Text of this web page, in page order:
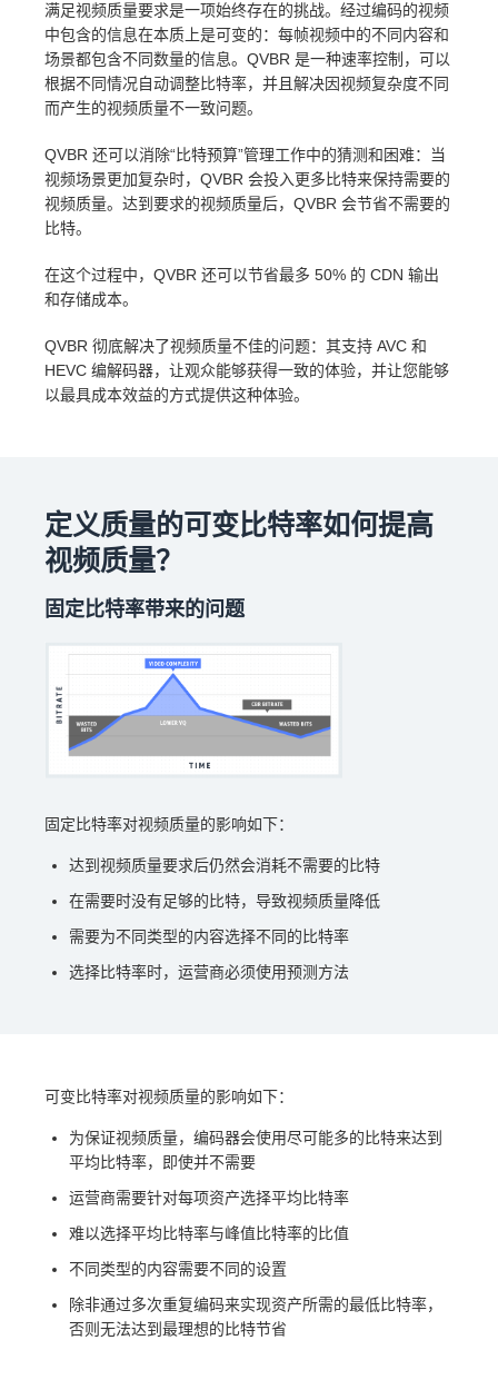
满足视频质量要求是一项始终存在的挑战。经过编码的视频
中包含的信息在本质上是可变的：每帧视频中的不同内容和
场景都包含不同数量的信息。QVBR 是一种速率控制，可以
根据不同情况自动调整比特率，并且解决因视频复杂度不同
而产生的视频质量不一致问题。
QVBR 还可以消除“比特预算”管理工作中的猜测和困难：当
视频场景更加复杂时，QVBR 会投入更多比特来保持需要的
视频质量。达到要求的视频质量后，QVBR 会节省不需要的
比特。
在这个过程中，QVBR 还可以节省最多 50% 的 CDN 输出
和存储成本。
QVBR 彻底解决了视频质量不佳的问题：其支持 AVC 和
HEVC 编解码器，让观众能够获得一致的体验，并让您能够
以最具成本效益的方式提供这种体验。
定义质量的可变比特率如何提高
视频质量？
固定比特率带来的问题
固定比特率对视频质量的影响如下：
达到视频质量要求后仍然会消耗不需要的比特
在需要时没有足够的比特，导致视频质量降低
需要为不同类型的内容选择不同的比特率
选择比特率时，运营商必须使用预测方法
可变比特率对视频质量的影响如下：
为保证视频质量，编码器会使用尽可能多的比特来达到
平均比特率，即使并不需要
运营商需要针对每项资产选择平均比特率
难以选择平均比特率与峰值比特率的比值
不同类型的内容需要不同的设置
除非通过多次重复编码来实现资产所需的最低比特率，
否则无法达到最理想的比特节省